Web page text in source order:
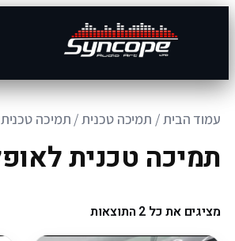
עמוד הבית / תמיכה טכנית / תמיכה
תמיכה טכנית
מציגים את כל ⁦2⁩ התוצאות